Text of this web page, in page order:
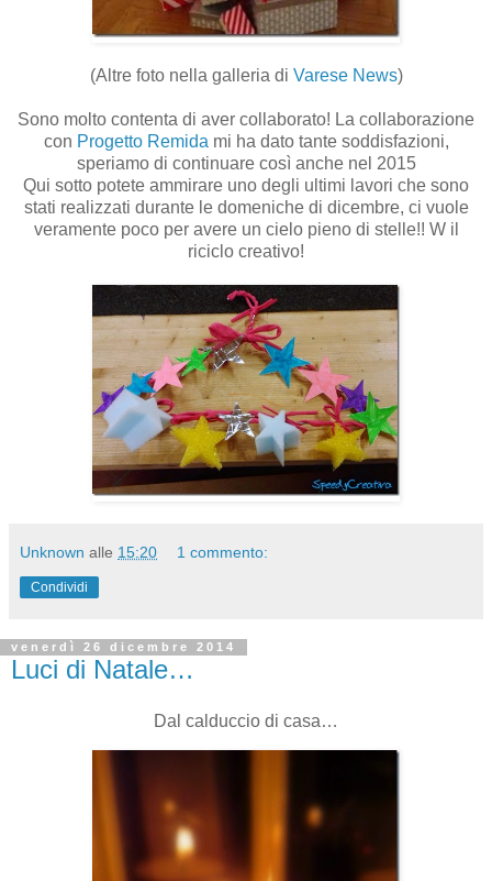
(Altre foto nella galleria di Varese News)
Sono molto contenta di aver collaborato! La collaborazione
con Progetto Remida mi ha dato tante soddisfazioni,
speriamo di continuare così anche nel 2015
Qui sotto potete ammirare uno degli ultimi lavori che sono
stati realizzati durante le domeniche di dicembre, ci vuole
veramente poco per avere un cielo pieno di stelle!! W il
riciclo creativo!
Unknown alle 15:20 1 commento:
Condividi
venerdì 26 dicembre 2014
Luci di Natale…
Dal calduccio di casa…